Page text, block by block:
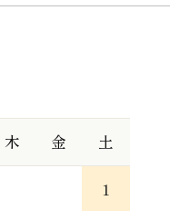
木 金 土
1